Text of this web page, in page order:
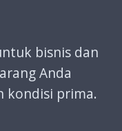
bisnis dan
Anda
kondisi prima.